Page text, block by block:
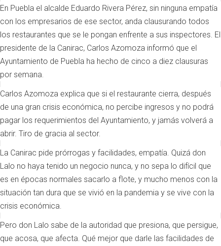
En Puebla el alcalde Eduardo Rivera Pérez, sin ninguna empatía
con los empresarios de ese sector, anda clausurando todos
los restaurantes que se le pongan enfrente a sus inspectores. El
presidente de la Canirac, Carlos Azomoza informó que el
Ayuntamiento de Puebla ha hecho de cinco a diez clausuras
por semana.
Carlos Azomoza explica que si el restaurante cierra, después
de una gran crisis económica, no percibe ingresos y no podrá
pagar los requerimientos del Ayuntamiento, y jamás volverá a
abrir. Tiro de gracia al sector.
La Canirac pide prórrogas y facilidades, empatía. Quizá don
Lalo no haya tenido un negocio nunca, y no sepa lo difícil que
es en épocas normales sacarlo a flote, y mucho menos con la
situación tan dura que se vivió en la pandemia y se vive con la
crisis económica.
Pero don Lalo sabe de la autoridad que presiona, que persigue,
que acosa, que afecta. Qué mejor que darle las facilidades de